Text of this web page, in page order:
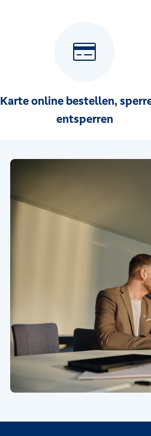
Karte online bestellen,
entsperren